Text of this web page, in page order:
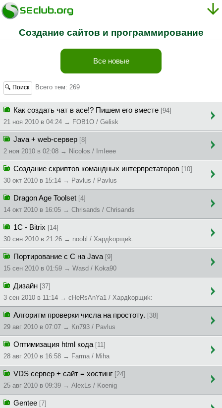
Создание сайтов и программирование
Все новые
🔍 Поиск Всего тем: 269
Как создать чат в асе!? Пишем его вместе [94]
21 ноя 2010 в 04:24 → FOB1O / Gelisk
Java + web-сервер [8]
2 ноя 2010 в 02:08 → Nicolos / ImIeee
Создание скриптов командных интерпретаторов [10]
30 окт 2010 в 15:14 → Pavlus / Pavlus
Dragon Age Toolset [4]
14 окт 2010 в 16:05 → Chrisands / Chrisands
1C - Bitrix [14]
30 сен 2010 в 21:26 → noobl / Xapдkopщиk:
Портирование с C на Java [9]
15 сен 2010 в 01:59 → Wasd / Koka90
Дизайн [37]
3 сен 2010 в 11:14 → cHeRsAnYa1 / Xapдkopщиk:
Алгоритм проверки числа на простоту. [38]
29 авг 2010 в 07:07 → Kn793 / Pavlus
Оптимизация html кода [11]
28 авг 2010 в 16:58 → Farma / Miha
VDS сервер + сайт = хостинг [24]
25 авг 2010 в 09:39 → AlexLs / Koenig
Gentee [7]